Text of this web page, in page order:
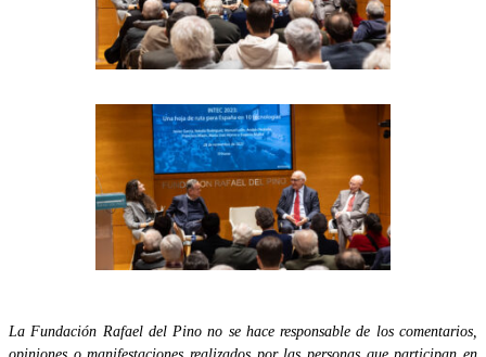
La Fundación Rafael del Pino no se hace responsable de los comentarios,
opiniones o manifestaciones realizados por las personas que participan en